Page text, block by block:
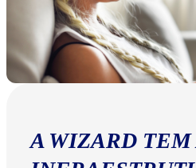
A WIZARD TEM